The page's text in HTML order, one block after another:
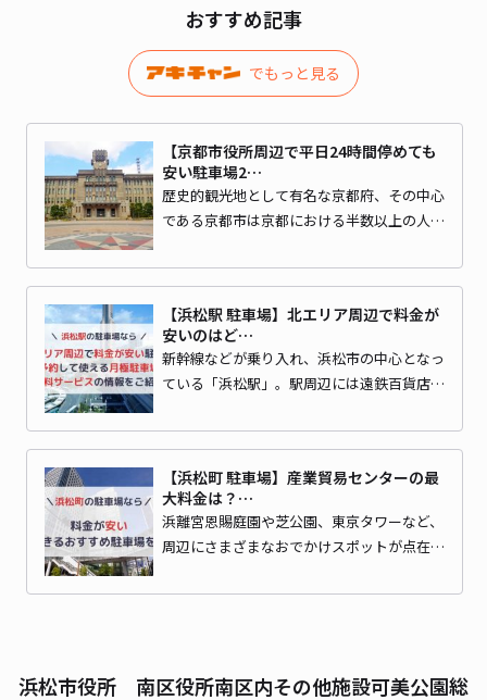
おすすめ記事
でもっと見る
【京都市役所周辺で平日24時間停めても
安い駐車場2…
歴史的観光地として有名な京都府、その中心
である京都市は京都における半数以上の人…
【浜松駅 駐車場】北エリア周辺で料金が
安いのはど…
新幹線などが乗り入れ、浜松市の中心となっ
ている「浜松駅」。駅周辺には遠鉄百貨店…
【浜松町 駐車場】産業貿易センターの最
大料金は？…
浜離宮恩賜庭園や芝公園、東京タワーなど、
周辺にさまざまなおでかけスポットが点在…
浜松市役所 南区役所南区内その他施設可美公園総